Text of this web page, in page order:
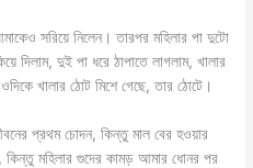
সরিয়ে নিলেন। তারপর মহিলার পা দুটো
দিলাম, দুই পা ধরে ঠাপাতে লাগলাম, খালার
খালার ঠোট মিশে গেছে, তার ঠোটে।
প্রথম চোদন, কিন্তু মাল বের হওয়ার
কিন্তু মহিলার গুদের কামড় আমার ধোনর পর